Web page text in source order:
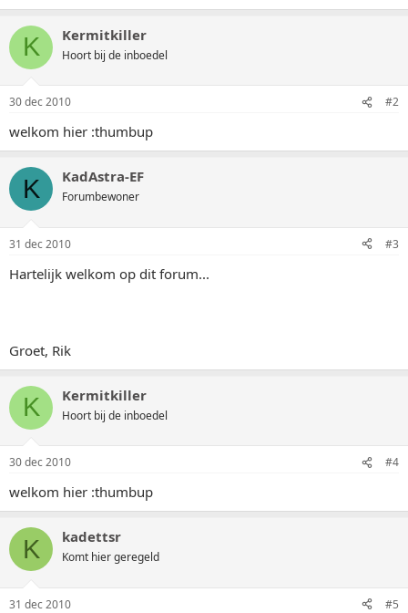
K Kermitkiller
Hoort bij de inboedel
30 dec 2010 #2
welkom hier :thumbup
K KadAstra-EF
Forumbewoner
31 dec 2010 #3
Hartelijk welkom op dit forum...
Groet, Rik
K Kermitkiller
Hoort bij de inboedel
30 dec 2010 #4
welkom hier :thumbup
K kadettsr
Komt hier geregeld
31 dec 2010 #5